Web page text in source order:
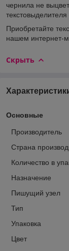
чернила не
текстовыделителя
Приобретайте
нашем интернет-
Скрыть
Основные
Производитель
Страна
Количество в
Назначение
Пишущий узел
Тип
Упаковка
Цвет